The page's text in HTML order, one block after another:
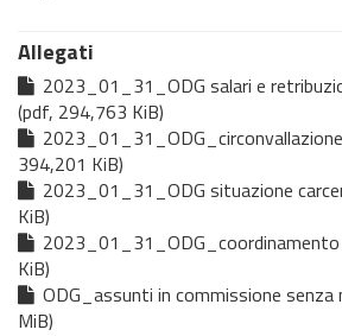
Allegati
2023_01_31_ODG salari e
(pdf, 294,763 KiB)
394,201 KiB)
2023_01_31_ODG situazione
KiB)
2023_01_31_ODG_coordinamento
KiB)
ODG_assunti in commissione senza
MiB)